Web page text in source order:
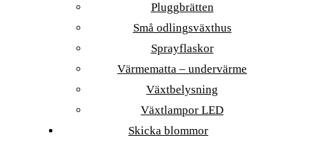
Pluggbrätten
Små odlingsväxthus
Sprayflaskor
Värmematta – undervärme
Växtbelysning
Växtlampor LED
Skicka blommor